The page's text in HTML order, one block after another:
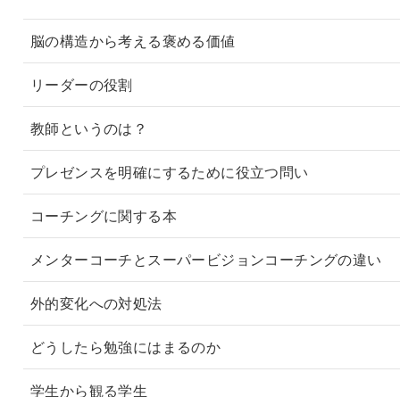
脳の構造から考える褒める価値
リーダーの役割
教師というのは？
プレゼンスを明確にするために役立つ問い
コーチングに関する本
メンターコーチとスーパービジョンコーチングの違い
外的変化への対処法
どうしたら勉強にはまるのか
学生から観る学生